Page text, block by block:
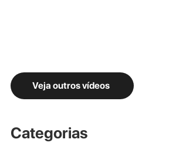
Veja outros vídeos
Categorias